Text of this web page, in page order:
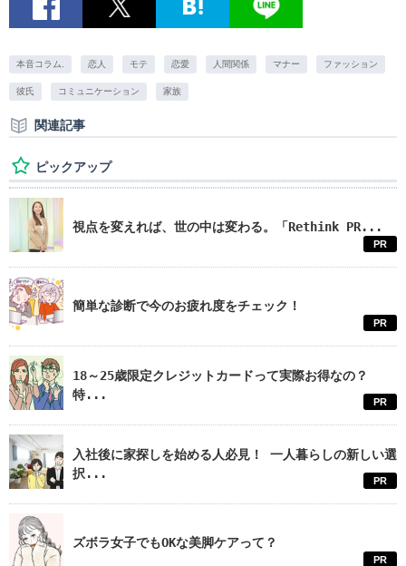
本音コラム. 恋人 モテ 恋愛 人間関係 マナー ファッション
彼氏 コミュニケーション 家族
関連記事
ピックアップ
視点を変えれば、世の中は変わる。「Rethink PR...
PR
簡単な診断で今のお疲れ度をチェック！
PR
18～25歳限定クレジットカードって実際お得なの？
特...
PR
入社後に家探しを始める人必見！ 一人暮らしの新しい選
択...
PR
ズボラ女子でもOKな美脚ケアって？
PR